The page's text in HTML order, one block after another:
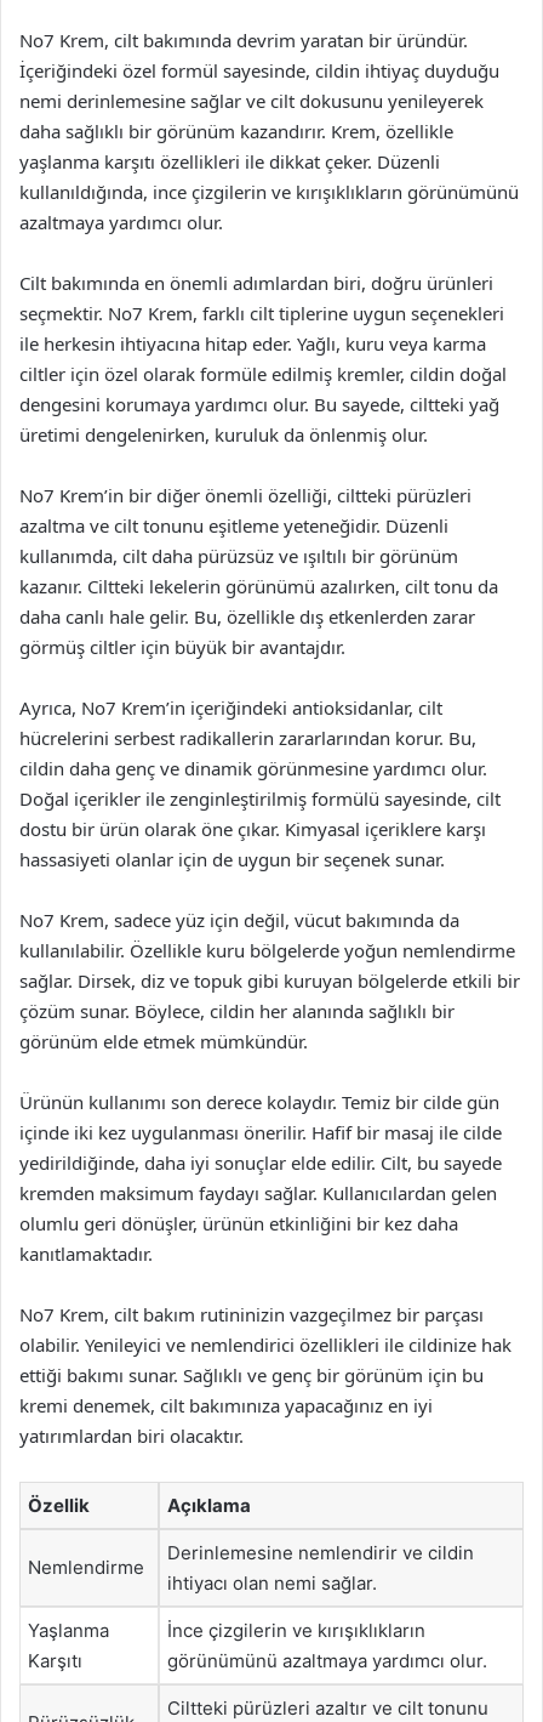
No7 Krem, cilt bakımında devrim yaratan bir üründür.
İçeriğindeki özel formül sayesinde, cildin ihtiyaç duyduğu
nemi derinlemesine sağlar ve cilt dokusunu yenileyerek
daha sağlıklı bir görünüm kazandırır. Krem, özellikle
yaşlanma karşıtı özellikleri ile dikkat çeker. Düzenli
kullanıldığında, ince çizgilerin ve kırışıklıkların görünümünü
azaltmaya yardımcı olur.
Cilt bakımında en önemli adımlardan biri, doğru ürünleri
seçmektir. No7 Krem, farklı cilt tiplerine uygun seçenekleri
ile herkesin ihtiyacına hitap eder. Yağlı, kuru veya karma
ciltler için özel olarak formüle edilmiş kremler, cildin doğal
dengesini korumaya yardımcı olur. Bu sayede, ciltteki yağ
üretimi dengelenirken, kuruluk da önlenmiş olur.
No7 Krem’in bir diğer önemli özelliği, ciltteki pürüzleri
azaltma ve cilt tonunu eşitleme yeteneğidir. Düzenli
kullanımda, cilt daha pürüzsüz ve ışıltılı bir görünüm
kazanır. Ciltteki lekelerin görünümü azalırken, cilt tonu da
daha canlı hale gelir. Bu, özellikle dış etkenlerden zarar
görmüş ciltler için büyük bir avantajdır.
Ayrıca, No7 Krem’in içeriğindeki antioksidanlar, cilt
hücrelerini serbest radikallerin zararlarından korur. Bu,
cildin daha genç ve dinamik görünmesine yardımcı olur.
Doğal içerikler ile zenginleştirilmiş formülü sayesinde, cilt
dostu bir ürün olarak öne çıkar. Kimyasal içeriklere karşı
hassasiyeti olanlar için de uygun bir seçenek sunar.
No7 Krem, sadece yüz için değil, vücut bakımında da
kullanılabilir. Özellikle kuru bölgelerde yoğun nemlendirme
sağlar. Dirsek, diz ve topuk gibi kuruyan bölgelerde etkili bir
çözüm sunar. Böylece, cildin her alanında sağlıklı bir
görünüm elde etmek mümkündür.
Ürünün kullanımı son derece kolaydır. Temiz bir cilde gün
içinde iki kez uygulanması önerilir. Hafif bir masaj ile cilde
yedirildiğinde, daha iyi sonuçlar elde edilir. Cilt, bu sayede
kremden maksimum faydayı sağlar. Kullanıcılardan gelen
olumlu geri dönüşler, ürünün etkinliğini bir kez daha
kanıtlamaktadır.
No7 Krem, cilt bakım rutininizin vazgeçilmez bir parçası
olabilir. Yenileyici ve nemlendirici özellikleri ile cildinize hak
ettiği bakımı sunar. Sağlıklı ve genç bir görünüm için bu
kremi denemek, cilt bakımınıza yapacağınız en iyi
yatırımlardan biri olacaktır.
Özellik Açıklama
Nemlendirme
Derinlemesine nemlendirir ve cildin
ihtiyacı olan nemi sağlar.
Yaşlanma
Karşıtı
İnce çizgilerin ve kırışıklıkların
görünümünü azaltmaya yardımcı olur.
Ciltteki pürüzleri azaltır ve cilt tonunu